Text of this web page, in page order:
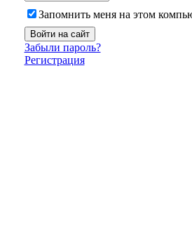
Запомнить меня на этом
Забыли пароль?
Регистрация